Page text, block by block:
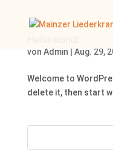
von Admin | Aug. 29,
Welcome to
delete it, then start